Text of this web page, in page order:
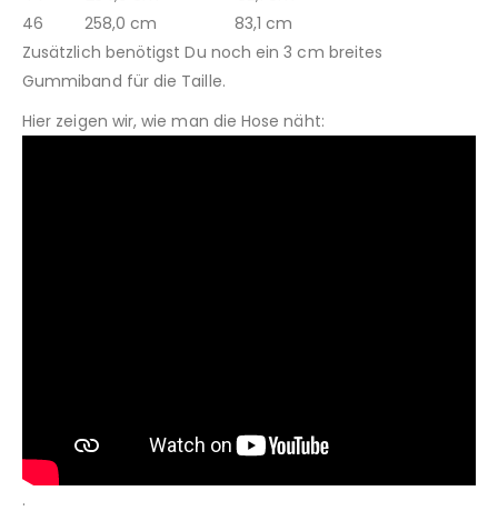
46 258,0 cm 83,1 cm
Zusätzlich benötigst Du noch ein 3 cm breites
Gummiband für die Taille.
Hier zeigen wir, wie man die Hose näht:
.